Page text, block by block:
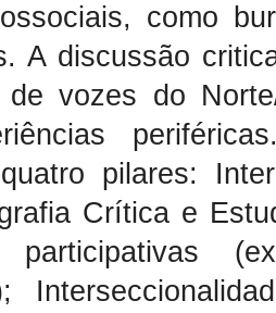
como
A discussão
de vozes do
pilares:
Crítica e
participativas